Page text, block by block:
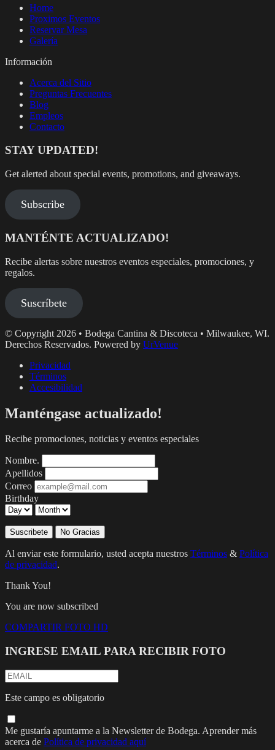
Home
Proximos Eventos
Reservar Mesa
Galería
Información
Acerca del Sitio
Preguntas Frecuentes
Blog
Empleos
Contacto
STAY UPDATED!
Get alerted about special events, promotions, and giveaways.
Subscribe
MANTÉNTE ACTUALIZADO!
Recibe alertas sobre nuestros eventos especiales, promociones, y
regalos.
Suscríbete
© Copyright 2026 • Bodega Cantina & Discoteca • Milwaukee, WI.
Derechos Reservados. Powered by UrVenue
Privacidad
Términos
Accesibilidad
Manténgase actualizado!
Recibe promociones, noticias y eventos especiales
Nombre.
Apellidos
Correo
Birthday
Suscribete No Gracias
Al enviar este formulario, usted acepta nuestros Términos & Política
de privacidad.
Thank You!
You are now subscribed
COMPARTIR FOTO HD
INGRESE EMAIL PARA RECIBIR FOTO
Este campo es obligatorio
Me gustaría apuntarme a la Newsletter de Bodega. Aprender más
acerca de Política de privacidad aquí